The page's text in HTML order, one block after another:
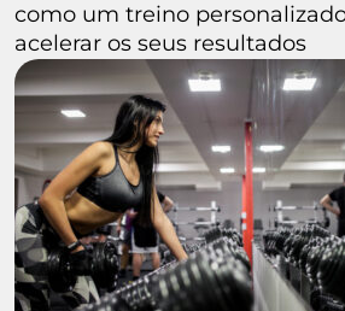
como um treino
acelerar os seus resultados